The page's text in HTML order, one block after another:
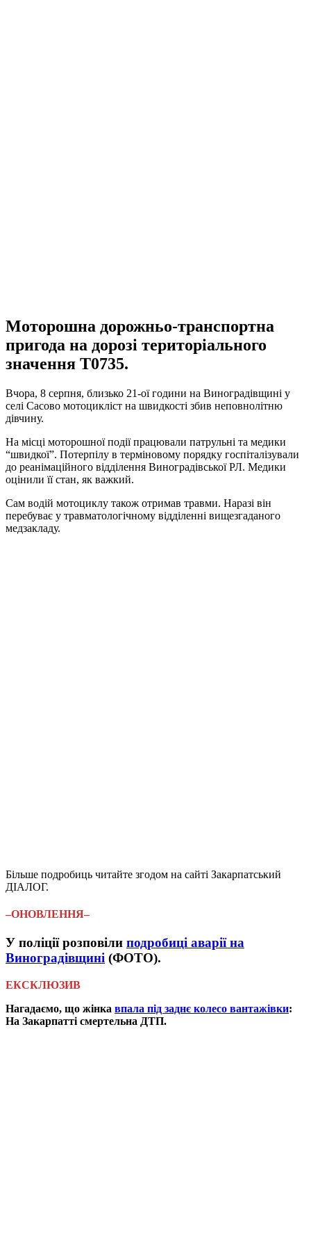
Моторошна дорожньо-транспортна
пригода на дорозі територіального
значення Т0735.
Вчора, 8 серпня, близько 21-ої години на Виноградівщині у
селі Сасово мотоцикліст на швидкості збив неповнолітню
дівчину.
На місці моторошної події працювали патрульні та медики
“швидкої”. Потерпілу в терміновому порядку госпіталізували
до реанімаційного відділення Виноградівської РЛ. Медики
оцінили її стан, як важкий.
Сам водій мотоциклу також отримав травми. Наразі він
перебуває у травматологічному відділенні вищезгаданого
медзакладу.
Більше подробиць читайте згодом на сайті Закарпатський
ДІАЛОГ.
–ОНОВЛЕННЯ–
У поліції розповіли подробиці аварії на
Виноградівщині (ФОТО).
ЕКСКЛЮЗИВ
Нагадаємо, що жінка впала під заднє колесо вантажівки:
На Закарпатті смертельна ДТП.